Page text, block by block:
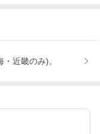
近畿のみ)。